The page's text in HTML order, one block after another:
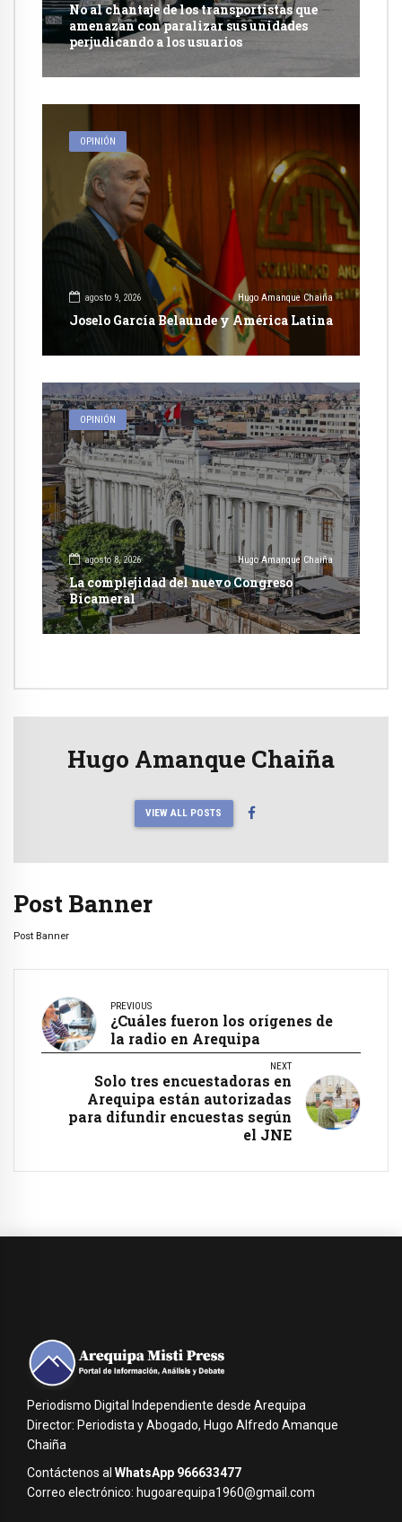
No al chantaje de los transportistas que
amenazan con paralizar sus unidades
perjudicando a los usuarios
OPINIÓN
agosto 9, 2026 Hugo Amanque Chaiña
Joselo García Belaunde y América Latina
OPINIÓN
agosto 8, 2026 Hugo Amanque Chaiña
La complejidad del nuevo Congreso
Bicameral
Hugo Amanque Chaiña
VIEW ALL POSTS
Post Banner
Post Banner
PREVIOUS
¿Cuáles fueron los orígenes de
la radio en Arequipa
NEXT
Solo tres encuestadoras en
Arequipa están autorizadas
para difundir encuestas según
el JNE
Periodismo Digital Independiente desde Arequipa
Director: Periodista y Abogado, Hugo Alfredo Amanque
Chaiña
Contáctenos al WhatsApp 966633477
Correo electrónico: hugoarequipa1960@gmail.com